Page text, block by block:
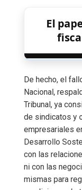
El
De hecho, el
Nacional,
Tribunal, ya
de sindicatos y
empresariales
Desarrollo
con las
ni con las
mismas para